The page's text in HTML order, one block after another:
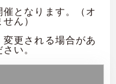
となります。（オ
ん）
更される場合があ
い。